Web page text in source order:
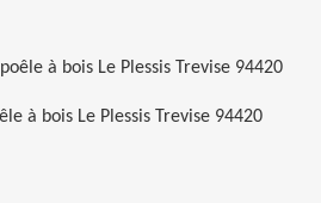
à bois Le Plessis Trevise 94420
à bois Le Plessis Trevise 94420